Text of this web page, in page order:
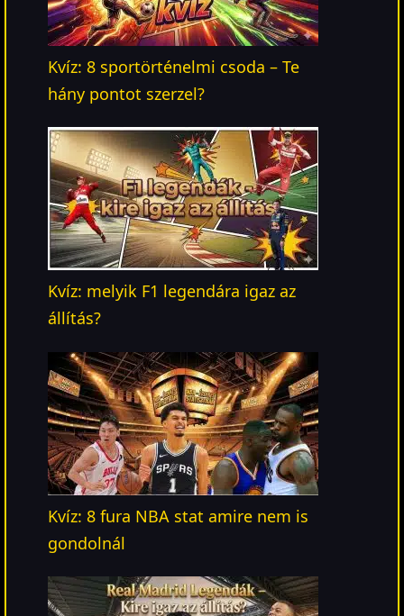
Kvíz: 8 sportörténelmi csoda – Te
hány pontot szerzel?
Kvíz: melyik F1 legendára igaz az
állítás?
Kvíz: 8 fura NBA stat amire nem is
gondolnál